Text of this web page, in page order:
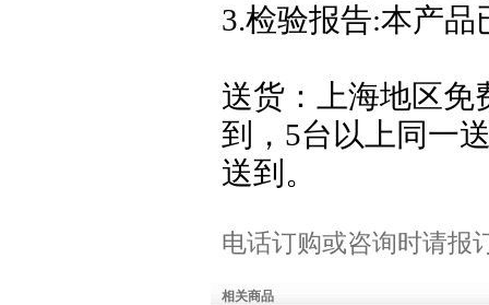
3.检验报告:本产
送货：上海地区免
到，5台以上同一
送到。
电话订购或咨询时请报
相关商品